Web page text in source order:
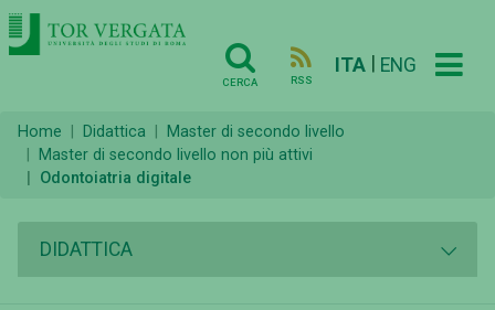
CERCA RSS
ITA ENG
Home Didattica
Master di secondo livello
Master di secondo livello non più attivi
Odontoiatria digitale
DIDATTICA